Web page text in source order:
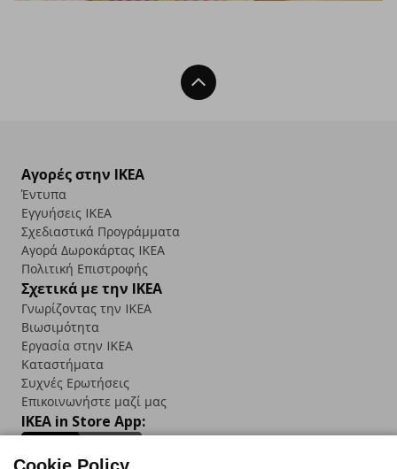
Back To Top
Αγορές στην IKEA
Έντυπα
Εγγυήσεις IKEA
Σχεδιαστικά Προγράμματα
Αγορά Δωρoκάρτας IKEA
Πολιτική Επιστροφής
Σχετικά με την IKEA
Γνωρίζοντας την IKEA
Βιωσιμότητα
Εργασία στην IKEA
Καταστήματα
Συχνές Ερωτήσεις
Επικοινωνήστε μαζί μας
IKEA in Store App: